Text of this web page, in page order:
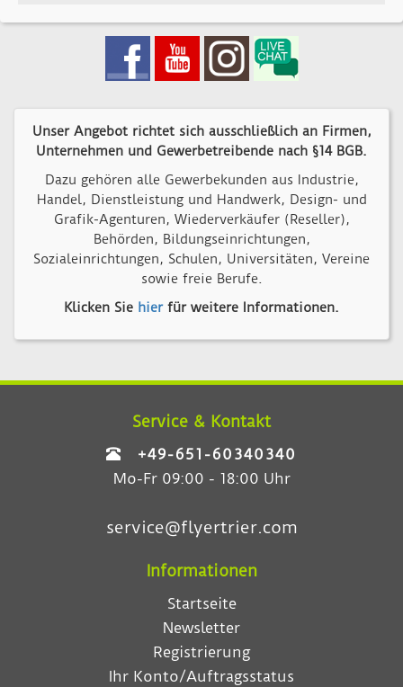
Unser Angebot richtet sich ausschließlich an Firmen,
Unternehmen und Gewerbetreibende nach §14 BGB.
Dazu gehören alle Gewerbekunden aus Industrie,
Handel, Dienstleistung und Handwerk, Design- und
Grafik-Agenturen, Wiederverkäufer (Reseller),
Behörden, Bildungseinrichtungen,
Sozialeinrichtungen, Schulen, Universitäten, Vereine
sowie freie Berufe.
Klicken Sie hierfür weitere Informationen.
Service & Kontakt
+49-651-60340340
Mo-Fr 09:00 - 18:00 Uhr
service@flyertrier.com
Informationen
Startseite
Newsletter
Registrierung
Ihr Konto/Auftragsstatus